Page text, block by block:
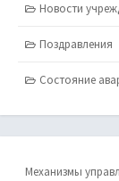
Новости
Поздравления
Состояние
Механизмы